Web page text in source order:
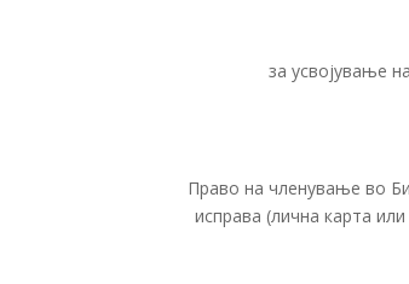
за усвојување на
Право на членување во
исправа (лична карта